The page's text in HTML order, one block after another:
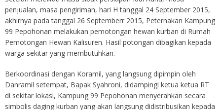
penjualan, masa pengiriman, hari H tanggal 24 September 2015,
akhirnya pada tanggal 26 Septemberr 2015, Peternakan Kampung
99 Pepohonan melakukan pemotongan hewan kurban di Rumah
Pemotongan Hewan Kalisuren. Hasil potongan dibagikan kepada
warga sekitar yang membutuhkan.
Berkoordinasi dengan Koramil, yang langsung dipimpin oleh
Danramil setempat, Bapak Syahroni, didampingi ketua ketua RT
di sekitar lokasi, Kampung 99 Pepohonan menyerahkan secara
simbolis daging kurban yang akan langsung didistribusikan kepada